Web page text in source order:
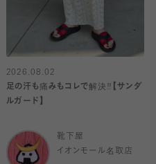
2026.08.02
足の汗も痛みもコレで解決‼️【サンダ
ルガード】
靴下屋
イオンモール名取店